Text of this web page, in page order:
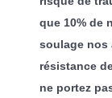
que 10% de
soulage nos
résistance
ne portez